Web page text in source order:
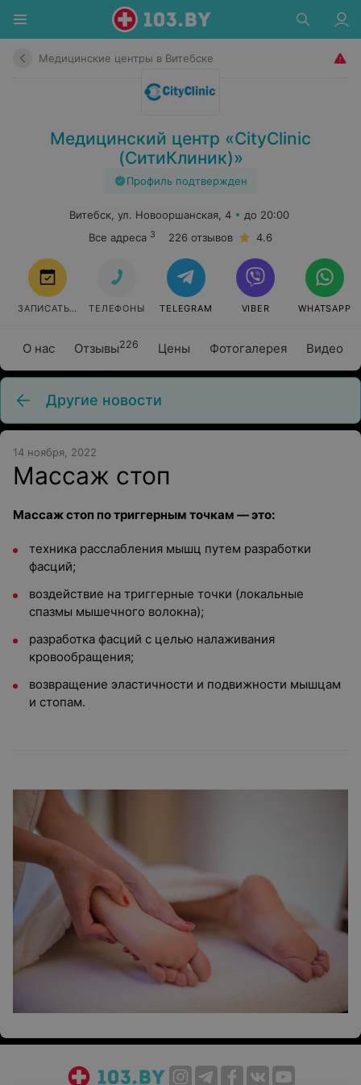
Медицинские центры в Витебске
Медицинский центр «CityClinic
(СитиКлиник)»
Профиль подтвержден
О нас Отзывы226 Цены Фотогалерея Видео
Витебск, ул. Новооршанская, 4
до 20:00
Все адреса 3 226 отзывов 4.6
ЗАПИСАТЬСЯ ТЕЛЕФОНЫ TELEGRAM VIBER WHATSAPP
Другие новости
14 ноября, 2022
Массаж стоп
Массаж стоп по триггерным точкам — это:
техника расслабления мышц путем разработки
фасций;
воздействие на триггерные точки (локальные
спазмы мышечного волокна);
разработка фасций с целью налаживания
кровообращения;
возвращение эластичности и подвижности мышцам
и стопам.